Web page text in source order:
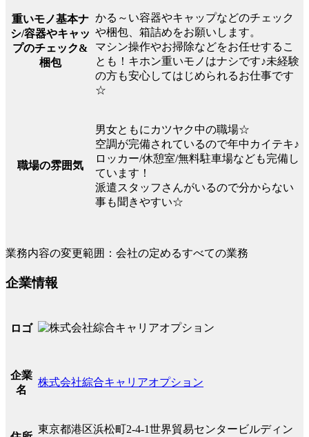
重いモノ基本ナ
シ/容器やキャッ
プのチェック&
梱包
かる～い容器やキャップなどのチェック
や梱包、箱詰めをお願いします。
マシン操作やお掃除などをお任せするこ
とも！キホン重いモノはナシです♪未経験
の方も安心してはじめられるお仕事です
☆
職場の雰囲気
男女ともにカツヤク中の職場☆
空調が完備されているので年中カイテキ♪
ロッカー/休憩室/無料駐車場なども完備し
ています！
派遣スタッフさんがいるので分からない
事も聞きやすい☆
業務内容の変更範囲：会社の定めるすべての業務
企業情報
ロゴ
企業
名
株式会社綜合キャリアオプション
東京都港区浜松町2-4-1世界貿易センタービルディン